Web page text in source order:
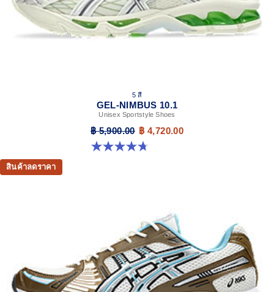
5 สี
GEL-NIMBUS 10.1
Unisex Sportstyle Shoes
฿ 5,900.00 ฿ 4,720.00
4.7 จาก 5 ดาว 306 รีวิว
สินค้าลดราคา